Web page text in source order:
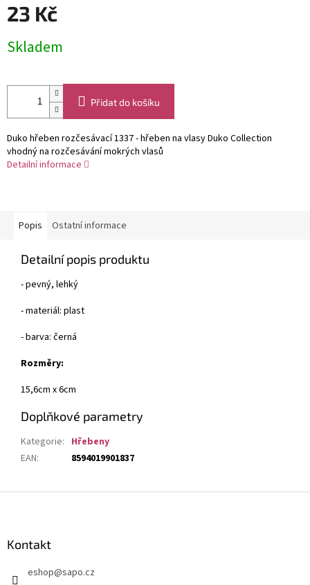
23 Kč
cena:
Skladem
Přidat do košíku
Duko hřeben rozčesávací 1337 - hřeben na vlasy Duko Collection
vhodný na rozčesávání mokrých vlasů
Detailní informace
Popis Ostatní informace
Detailní popis produktu
- pevný, lehký
- materiál: plast
- barva: černá
Rozměry:
15,6cm x 6cm
Doplňkové parametry
Kategorie: Hřebeny
EAN: 8594019901837
Kontakt
eshop@sapo.cz